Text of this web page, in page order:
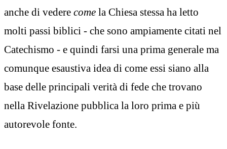
anche di vedere come la Chiesa stessa ha letto
molti passi biblici - che sono ampiamente citati nel
Catechismo - e quindi farsi una prima generale ma
comunque esaustiva idea di come essi siano alla
base delle principali verità di fede che trovano
nella Rivelazione pubblica la loro prima e più
autorevole fonte.